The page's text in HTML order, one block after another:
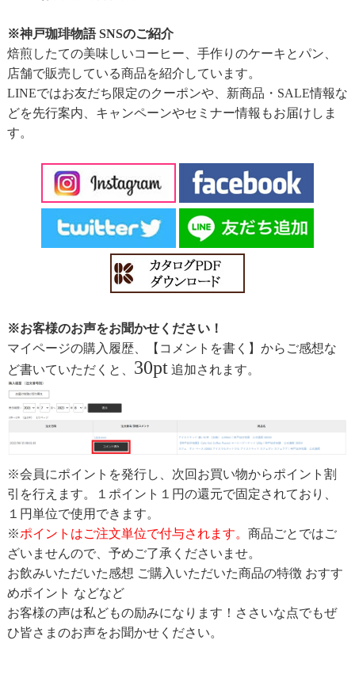
※神戸珈琲物語 SNSのご紹介
焙煎したての美味しいコーヒー、手作りのケーキとパン、
店舗で販売している商品を紹介しています。
LINEではお友だち限定のクーポンや、新商品・SALE情報な
どを先行案内、キャンペーンやセミナー情報もお届けしま
す。
※お客様のお声をお聞かせください！
マイページの購入履歴、【コメントを書く】からご感想な
ど書いていただくと、 30pt追加されます。
※会員にポイントを発行し、次回お買い物からポイント割
引を行えます。１ポイント１円の還元で固定されており、
１円単位で使用できます。
※ポイントはご注文単位で付与されます。 商品ごとではご
ざいませんので、予めご了承くださいませ。
お飲みいただいた感想 ご購入いただいた商品の特徴 おすす
めポイント などなど
お客様の声は私どもの励みになります！ささいな点でもぜ
ひ皆さまのお声をお聞かせください。